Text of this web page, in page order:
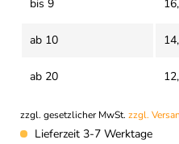
bis 9
ab 10
ab 20
zzgl. gesetzlicher MwSt. zzgl.
Lieferzeit 3-7 Werktage